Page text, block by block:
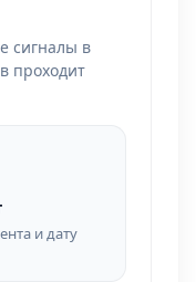
сигналы в
проходит
и дату